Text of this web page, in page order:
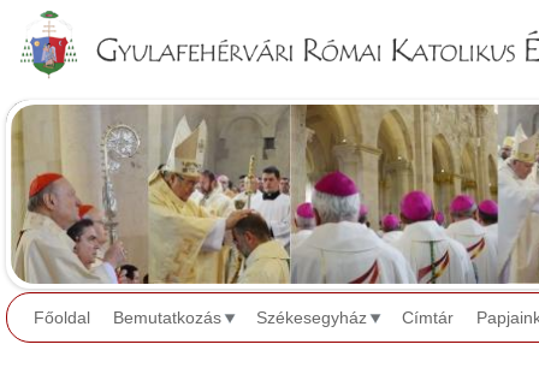
Főoldal Bemutatkozás Székesegyház Címtár